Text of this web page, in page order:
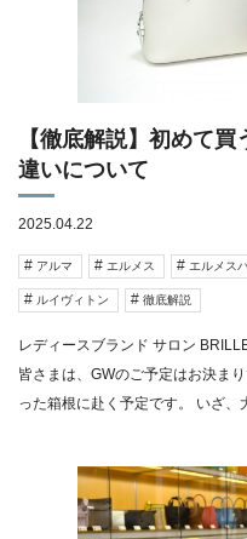
【徹底解説】初めて
違いについて
2025.04.22
アルマ エルメス エルメス
ルイヴィトン 徹底解説
レディースブランド サロン
皆さまは、GWのご予定はお決ま
った箱根に赴く予定です。 いざ、